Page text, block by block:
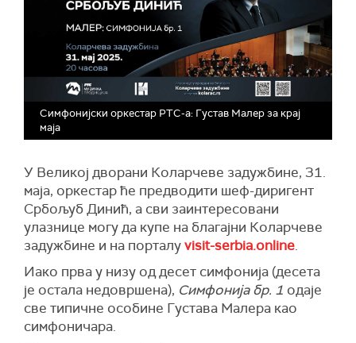
Симфонијски оркестар РТС-а: Густав Малер за крај
маја
У Великој дворани Коларчеве задужбине, 31.
маја, оркестар ће предводити шеф-диригент
Србољуб Динић, а сви заинтересовани
улазнице могу да купе на благајни Коларчеве
задужбине и на порталуvisit-serbia.online.
Иако прва у низу од десет симфонија (десета
је остала недовршена), Симфонија бр. 1 одаје
све типичне особине Густава Малера као
симфоничара.